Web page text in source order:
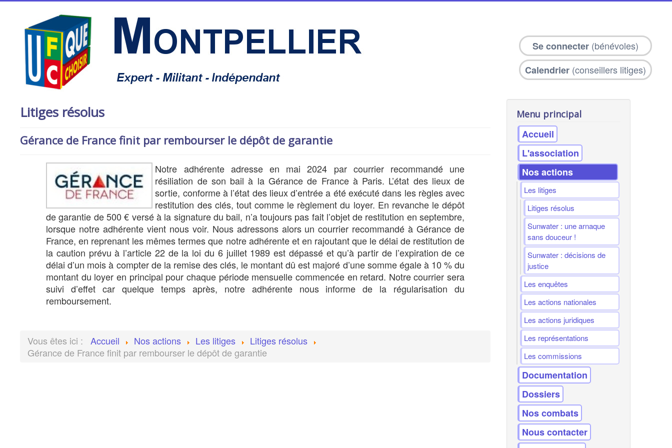
Se connecter (bénévoles)
Calendrier (conseillers litiges)
Litiges résolus
Gérance de France finit par rembourser le dépôt de garantie
Notre adhérente adresse en mai 2024 par courrier recommandé une
résiliation de son bail à la Gérance de France à Paris. L’état des lieux de
sortie, conforme à l’état des lieux d’entrée a été exécuté dans les règles avec
restitution des clés, tout comme le règlement du loyer. En revanche le dépôt
de garantie de 500 € versé à la signature du bail, n’a toujours pas fait l’objet de restitution en septembre,
lorsque notre adhérente vient nous voir. Nous adressons alors un courrier recommandé à Gérance de
France, en reprenant les mêmes termes que notre adhérente et en rajoutant que le délai de restitution de
la caution prévu à l’article 22 de la loi du 6 juillet 1989 est dépassé et qu’à partir de l’expiration de ce
délai d’un mois à compter de la remise des clés, le montant dû est majoré d’une somme égale à 10 % du
montant du loyer en principal pour chaque période mensuelle commencée en retard. Notre courrier sera
suivi d’effet car quelque temps après, notre adhérente nous informe de la régularisation du
remboursement.
Vous êtes ici : Accueil Nos actions Les litiges
Litiges résolus
Gérance de France finit par rembourser le dépôt de garantie
Menu principal
Accueil
L'association
Nos actions
Les litiges
Litiges résolus
Sunwater : une arnaque
sans douceur !
Sunwater : décisions de
justice
Les enquêtes
Les actions nationales
Les actions juridiques
Les représentations
Les commissions
Documentation
Dossiers
Nos combats
Nous contacter